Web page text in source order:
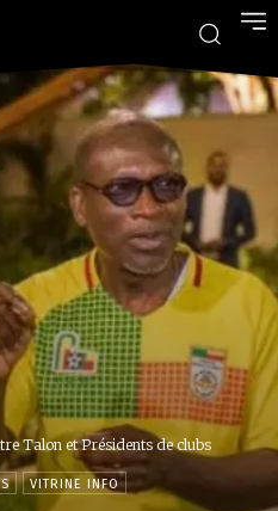
Talon et Présidents de clubs
VITRINE INFO